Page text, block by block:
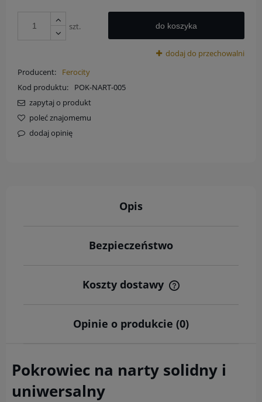
szt. do koszyka
dodaj do przechowalni
Producent:
Ferocity
Kod produktu:
POK-NART-005
zapytaj o produkt
poleć znajomemu
dodaj opinię
Opis
Bezpieczeństwo
Koszty dostawy
Cena nie zawiera ewentualnych kosztów płatności
Opinie o produkcie (0)
Pokrowiec na narty solidny i
uniwersalny